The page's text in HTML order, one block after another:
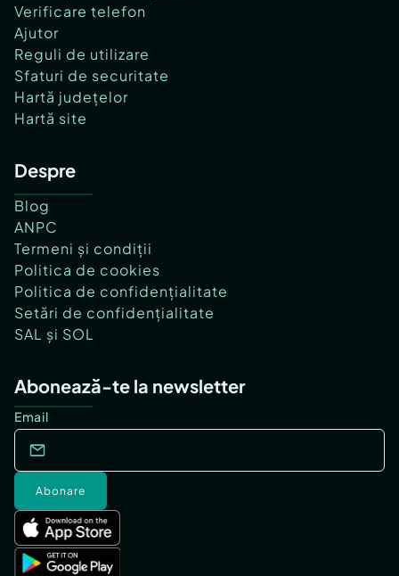
Verificare telefon
Ajutor
Reguli de utilizare
Sfaturi de securitate
Hartă județelor
Hartă site
Despre
Blog
ANPC
Termeni și condiții
Politica de cookies
Politica de confidențialitate
Setări de confidențialitate
SAL și SOL
Abonează-te la newsletter
Email
Abonare